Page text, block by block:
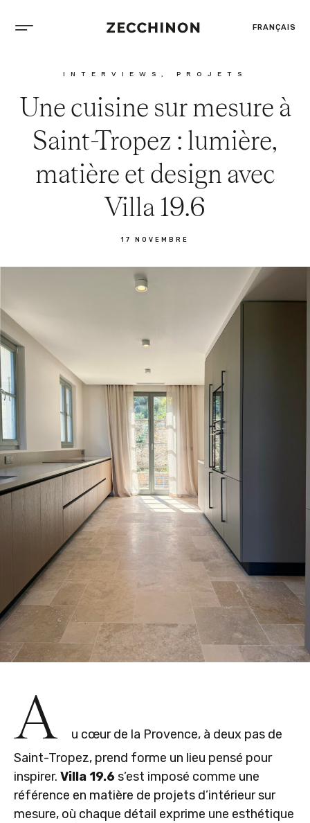
FRANÇAIS
INTERVIEWS PROJETS
Une cuisine sur mesure à
Saint-Tropez : lumière,
matière et design avec
Villa 19.6
17 NOVEMBRE
A
u cœur de la Provence, à deux pas de
Saint-Tropez, prend forme un lieu pensé pour
inspirer. Villa 19.6s’est imposé comme une
référence en matière de projets d’intérieur sur
mesure, où chaque détail exprime une esthétique